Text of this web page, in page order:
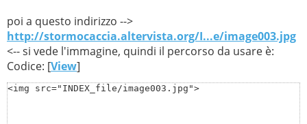
poi a questo indirizzo -->
http://stormocaccia.altervista.org/I...e/image003.jpg
<-- si vede l'immagine, quindi il percorso da usare è:
Codice: [View]
<img src="INDEX_file/image003.jpg">